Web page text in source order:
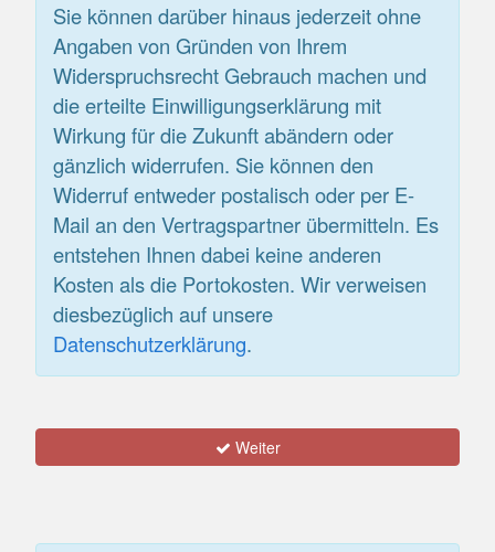
Sie können darüber hinaus jederzeit ohne
Angaben von Gründen von Ihrem
Widerspruchsrecht Gebrauch machen und
die erteilte Einwilligungserklärung mit
Wirkung für die Zukunft abändern oder
gänzlich widerrufen. Sie können den
Widerruf entweder postalisch oder per E-
Mail an den Vertragspartner übermitteln. Es
entstehen Ihnen dabei keine anderen
Kosten als die Portokosten. Wir verweisen
diesbezüglich auf unsere
Datenschutzerklärung.
Weiter